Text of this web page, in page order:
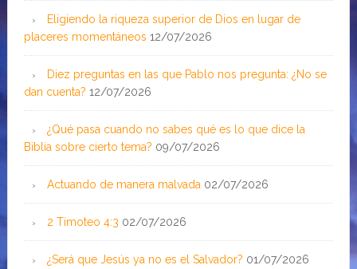
Eligiendo la riqueza superior de Dios en lugar de
placeres momentáneos 12/07/2026
Diez preguntas en las que Pablo nos pregunta: ¿No se
dan cuenta? 12/07/2026
¿Qué pasa cuando no sabes qué es lo que dice la
Biblia sobre cierto tema? 09/07/2026
Actuando de manera malvada 02/07/2026
2 Timoteo 4:3 02/07/2026
¿Será que Jesús ya no es el Salvador? 01/07/2026